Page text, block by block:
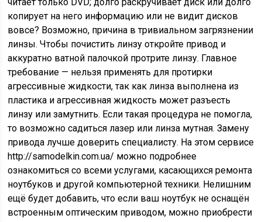
копирует на него информацию или не видит дисков
вовсе? Возможно, причина в тривиальном загрязнении
линзы. Чтобы почистить линзу откройте привод и
аккуратно ватной палочкой протрите линзу. Главное
требование — нельзя применять для протирки
агрессивные жидкости, так как линза выполнена из
пластика и агрессивная жидкость может разъесть
линзу или замутнить. Если такая процедура не помогла,
то возможно садиться лазер или линза мутная. Замену
привода лучше доверить специалисту. На этом сервисе
http://samodelkin.com.ua/ можно подробнее
ознакомиться со всеми услугами, касающихся ремонта
ноутбуков и другой компьютерной техники. Нелишним
ещё будет добавить, что если ваш ноутбук не оснащён
встроенным оптическим приводом, можно приобрести